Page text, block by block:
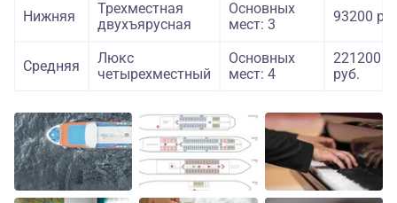
Нижняя
Трехместная
двухъярусная
Основных
мест: 3
93200
Средняя
Люкс
четырехместный
Основных
мест: 4
221200
руб.